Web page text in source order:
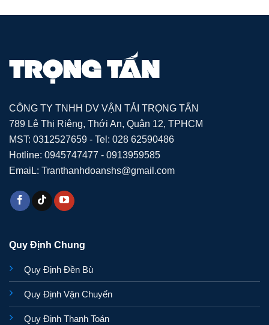
CÔNG TY TNHH DV VẬN TẢI TRỌNG TẤN
789 Lê Thị Riêng, Thới An, Quận 12, TPHCM
MST: 0312527659 - Tel: 028 62590486
Hotline: 0945747477 - 0913959585
EmaiL: Tranthanhdoanshs@gmail.com
Quy Định Chung
Quy Định Đền Bù
Quy Định Vận Chuyển
Quy Định Thanh Toán